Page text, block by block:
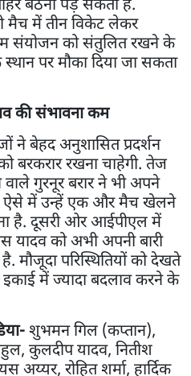
मैच में तीन विकेट लेकर
संयोजन को संतुलित रखने के
पर मौका दिया जा सकता
की संभावना कम
ने बेहद अनुशासित प्रदर्शन
बरकरार रखना चाहेगी. तेज
गुरनूर बरार ने भी अपने
ऐसे में उन्हें एक और मैच खेलने
है. दूसरी ओर आईपीएल में
यादव को अभी अपनी बारी
मौजूदा परिस्थितियों को देखते
में ज्यादा बदलाव करने के
शुभमन गिल (कप्तान),
कुलदीप यादव, नितीश
अय्यर, रोहित शर्मा, हार्दिक